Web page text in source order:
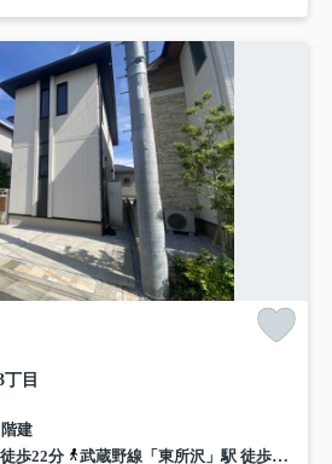
目
建
歩22分
武蔵野線「東所沢」駅 徒歩25分